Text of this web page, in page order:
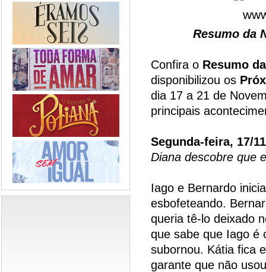
Resumo da
Confira o Resumo
disponibilizou os
dia 17 a 21 de
principais
Segunda-feira, 17/
Diana descobre que
Iago e Bernardo
esbofeteando.
queria tê-lo deixado
que sabe que Iago é
subornou. Kátia fica
garante que não